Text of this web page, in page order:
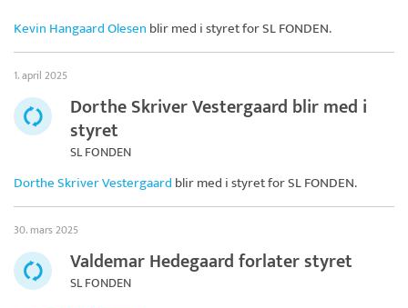
Kevin Hangaard Olesen blir med i styret forSL FONDEN.
1. april 2025
Dorthe Skriver Vestergaard blir med i
styret
SL FONDEN
Dorthe Skriver Vestergaard blir med i styret forSL FONDEN.
30. mars 2025
Valdemar Hedegaard forlater styret
SL FONDEN